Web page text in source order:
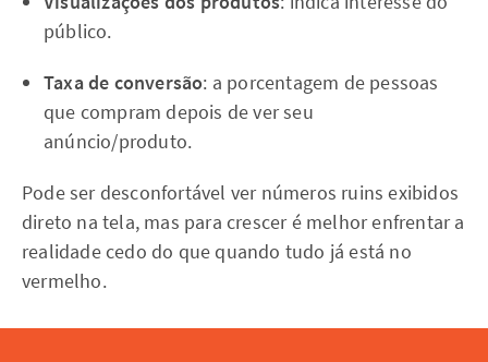
público.
Taxa de conversão: a porcentagem de pessoas
que compram depois de ver seu
anúncio/produto.
Pode ser desconfortável ver números ruins exibidos
direto na tela, mas para crescer é melhor enfrentar a
realidade cedo do que quando tudo já está no
vermelho.